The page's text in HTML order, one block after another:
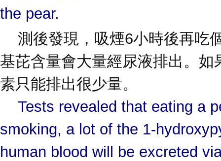
the pear.
測後發現，吸煙6小時後再吃
基芘含量會大量經尿液排出。如
素只能排出很少量。
Tests revealed that eating a
smoking, a lot of the 1-
human blood will be excreted